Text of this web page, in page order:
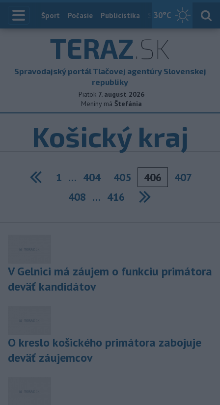
30°C
Index
Šport Počasie Publicistika Slovensko
TERAZ.SK
Spravodajský portál Tlačovej agentúry Slovenskej
republiky
Piatok 7. august 2026
Meniny má Štefánia
Košický kraj
Previous
1 … 404 405 406
407
408 … 416
V Gelnici má záujem o funkciu primátora
deväť kandidátov
O kreslo košického primátora zabojuje
deväť záujemcov